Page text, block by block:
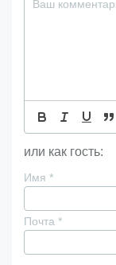
или как гость:
Имя *
Почта *